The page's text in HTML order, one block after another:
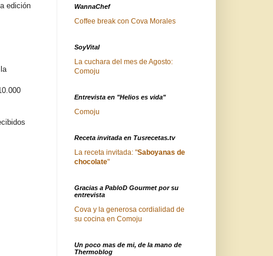
edición
WannaChef
Coffee break con Cova Morales
SoyVital
La cuchara del mes de Agosto:
Comoju
Entrevista en "Helios es vida"
Comoju
Receta invitada en Tusrecetas.tv
La receta invitada: "Saboyanas de
chocolate"
Gracias a PabloD Gourmet por su
entrevista
Cova y la generosa cordialidad de
su cocina en Comoju
Un poco mas de mi, de la mano de
Thermoblog